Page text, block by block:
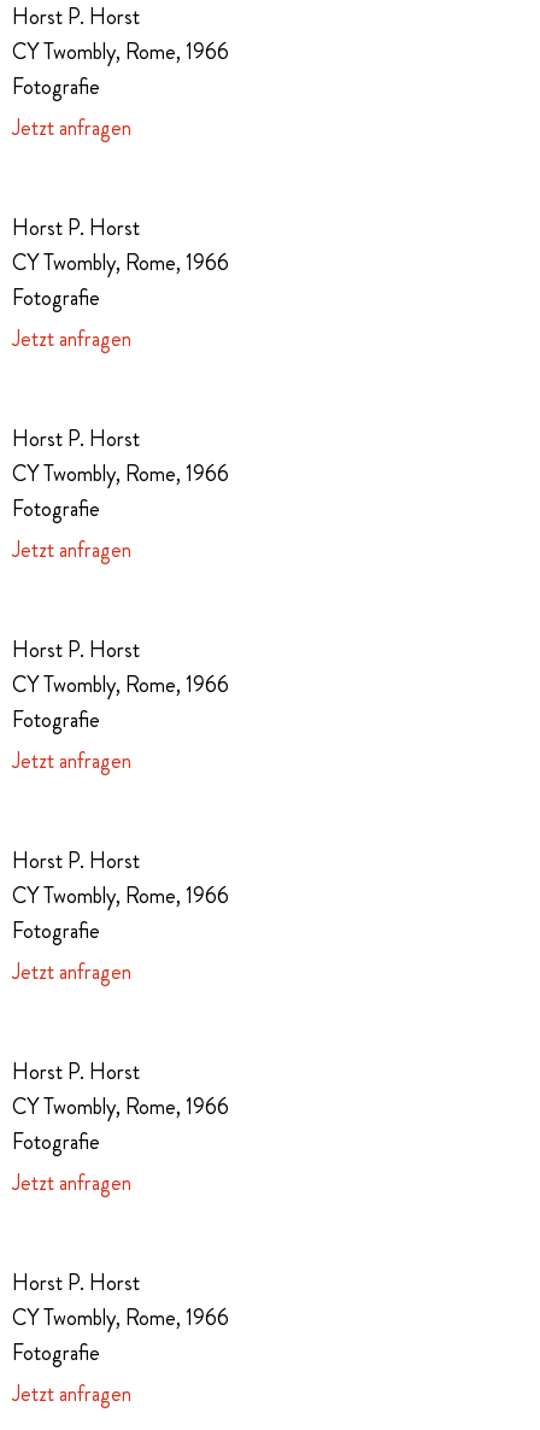
Horst P. Horst
CY Twombly, Rome, 1966
Fotografie
Jetzt anfragen
Horst P. Horst
CY Twombly, Rome, 1966
Fotografie
Jetzt anfragen
Horst P. Horst
CY Twombly, Rome, 1966
Fotografie
Jetzt anfragen
Horst P. Horst
CY Twombly, Rome, 1966
Fotografie
Jetzt anfragen
Horst P. Horst
CY Twombly, Rome, 1966
Fotografie
Jetzt anfragen
Horst P. Horst
CY Twombly, Rome, 1966
Fotografie
Jetzt anfragen
Horst P. Horst
CY Twombly, Rome, 1966
Fotografie
Jetzt anfragen